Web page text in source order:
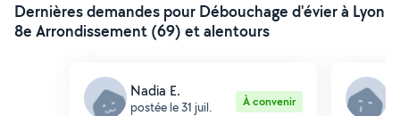
Dernières demandes pour Débouchage d'évier à Lyon
8e Arrondissement (69) et alentours
Nadia E.
postée le 31 juil. À convenir